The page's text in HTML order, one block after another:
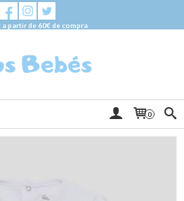
partir de 60€ de compra
0